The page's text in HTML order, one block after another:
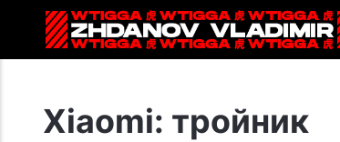
Xiaomi: тройник